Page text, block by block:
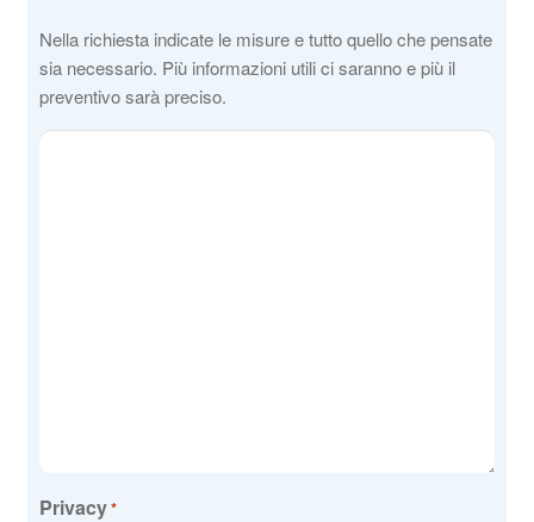
Nella richiesta indicate le misure e tutto quello che pensate
sia necessario. Più informazioni utili ci saranno e più il
preventivo sarà preciso.
Privacy*